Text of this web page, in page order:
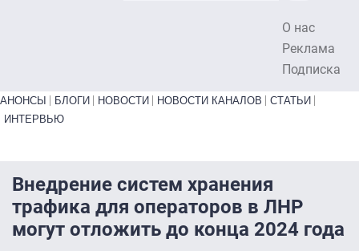
О нас
Реклама
Подписка
Primary links bottom
АНОНСЫ БЛОГИ НОВОСТИ НОВОСТИ КАНАЛОВ
СТАТЬИ
ИНТЕРВЬЮ
Внедрение систем хранения
трафика для операторов в ЛНР
могут отложить до конца 2024 года